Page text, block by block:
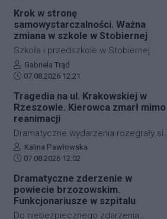
rwące potoki ulice, zalane wiadukty i
wybijające studzienki kanalizacyjne
odcięły od świata kluczowe arterie.
Podkarpaccy strażacy wyjeżdżali do
akcji już blisko 70 razy! Mamy dla Was
Krok w stronę
samowystarczalności. Ważna
zmiana w szkole w Stobiernej
Szkoła i przedszkole w Stobiernej
przejdą technologiczną transformację,
która znacząco wpłynie na budżet
Trzebownisko oficjalnie
przypieczętowała umowę z wykonawcą
na realizację nowoczesnego systemu
zasilania. Dzięki nowej inwestycji
placówka nie tylko ograniczy pobór
bezpieczeństwo energetyczne.
Autor artykułu:
Gabriela Trąd
Data dodania artykułu:
07.08.2026 12:21
Tragedia na ul. Krakowskiej w
Rzeszowie. Kierowca zmarł mimo
reanimacji
Dramatyczne wydarzenia rozegrały się
w piątkowy poranek na jednej z
najważniejszych arterii
samochodu osobowego
prawdopodobnie doznał nagłego
zatrzymania krążenia w trakcie jazdy.
Autor artykułu:
Kalina Pawłowska
Data dodania artykułu:
07.08.2026 12:02
Dramatyczne zderzenie w
powiecie brzozowskim.
Funkcjonariusze w szpitalu
Do niebezpiecznego zdarzenia